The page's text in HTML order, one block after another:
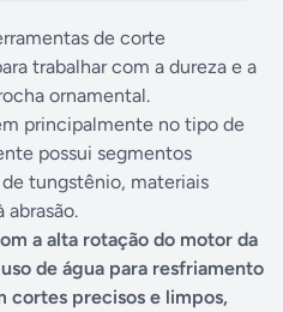
de corte
trabalhar com a dureza e a
ornamental.
principalmente no tipo de
possui segmentos
tungstênio, materiais
a alta rotação do motor da
de água para resfriamento
cortes precisos e limpos,